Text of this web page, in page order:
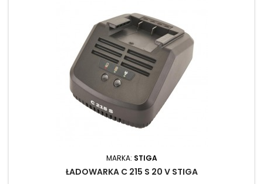
MARKA: STIGA
ŁADOWARKA C 215 S 20 V STIGA